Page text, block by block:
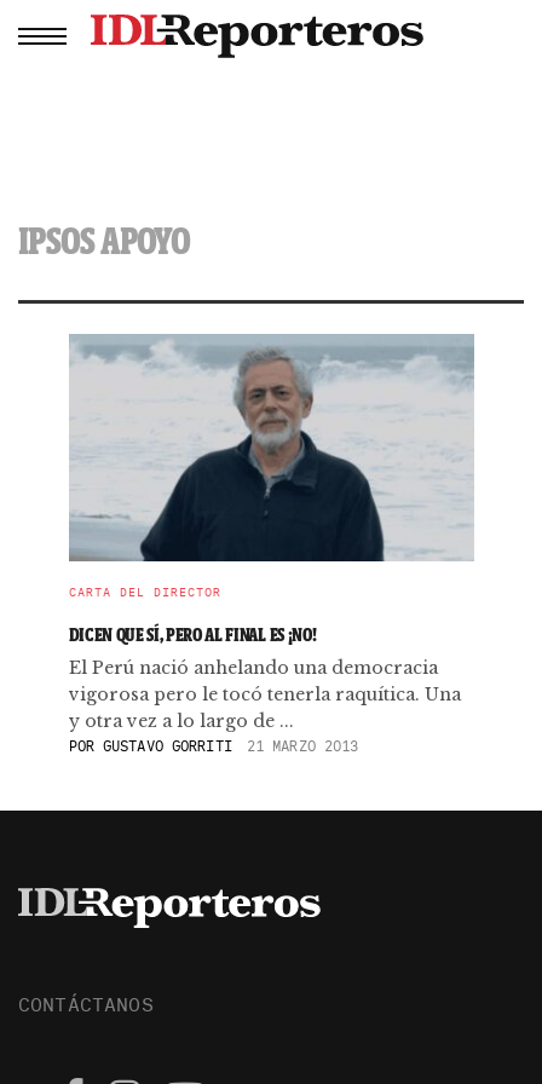
IPSOS APOYO
CARTA DEL DIRECTOR
DICEN QUE SÍ, PERO AL FINAL ES ¡NO!
El Perú nació anhelando una democracia
vigorosa pero le tocó tenerla raquítica. Una
y otra vez a lo largo de ...
POR GUSTAVO GORRITI 21 MARZO 2013
CONTÁCTANOS